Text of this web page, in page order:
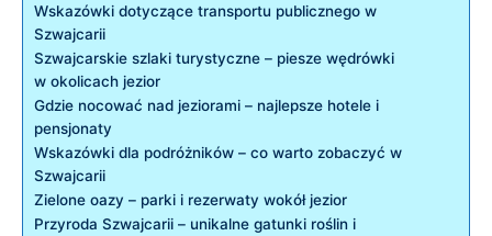
Wskazówki dotyczące transportu publicznego w
Szwajcarii
Szwajcarskie szlaki turystyczne – piesze wędrówki
w okolicach jezior
Gdzie nocować nad jeziorami – najlepsze hotele i
pensjonaty
Wskazówki dla podróżników – co warto zobaczyć w
Szwajcarii
Zielone oazy – parki i rezerwaty wokół jezior
Przyroda Szwajcarii – unikalne gatunki roślin i